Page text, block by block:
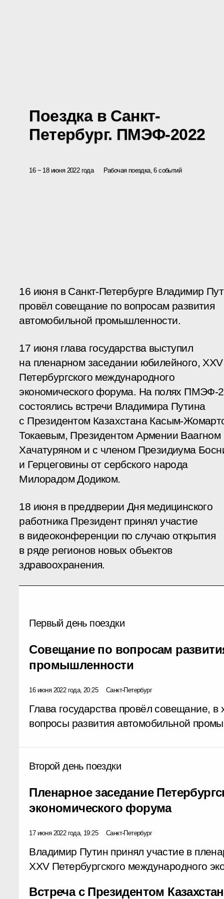
Поездка в Санкт-
Петербург. ПМЭФ-2022
16 − 18 июня 2022 года Рабочая поездка, 6 событий
16 июня в Санкт-Петербурге Владимир
провёл совещание по вопросам развития
автомобильной промышленности.
17 июня глава государства выступил
на пленарном заседании юбилейного, XXV
Петербургского международного
экономического форума. На полях ПМЭФ-
состоялись встречи Владимира Путина
с Президентом Казахстана Касым-
Токаевым, Президентом Армении Ваагном
Хачатуряном и с членом Президиума
и Герцеговины от сербского народа
Милорадом Додиком.
18 июня в преддверии Дня медицинского
работника Президент принял участие
в видеоконференции по случаю открытия
в ряде регионов новых объектов
здравоохранения.
Первый день поездки
Совещание по вопросам
промышленности
16 июня 2022 года, 20:25 Санкт-Петербург
Глава государства провёл совещание, в
вопросы развития автомобильной
Второй день поездки
Пленарное заседание
экономического форума
17 июня 2022 года, 19:25 Санкт-Петербург
Владимир Путин принял участие в
XXV Петербургского международного
Встреча с Президентом